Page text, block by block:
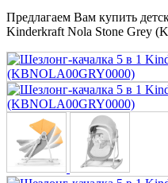
Предлагаем Вам купить
Kinderkraft Nola Stone Grey